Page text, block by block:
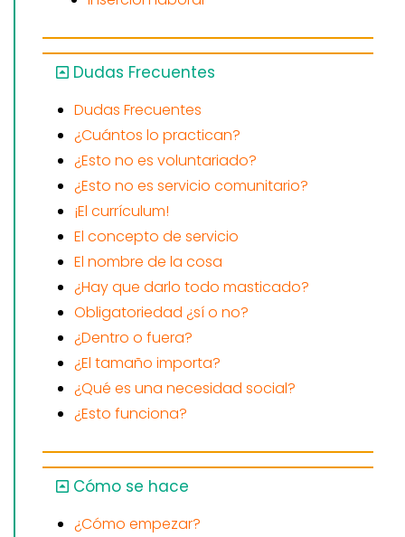
Dudas Frecuentes
Dudas Frecuentes
¿Cuántos lo practican?
¿Esto no es voluntariado?
¿Esto no es servicio comunitario?
¡El currículum!
El concepto de servicio
El nombre de la cosa
¿Hay que darlo todo masticado?
Obligatoriedad ¿sí o no?
¿Dentro o fuera?
¿El tamaño importa?
¿Qué es una necesidad social?
¿Esto funciona?
Cómo se hace
¿Cómo empezar?